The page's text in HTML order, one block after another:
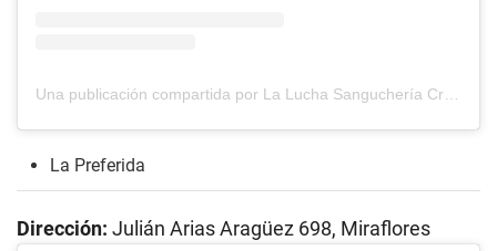
La Preferida
Dirección: Julián Arias Aragüez 698, Miraflores